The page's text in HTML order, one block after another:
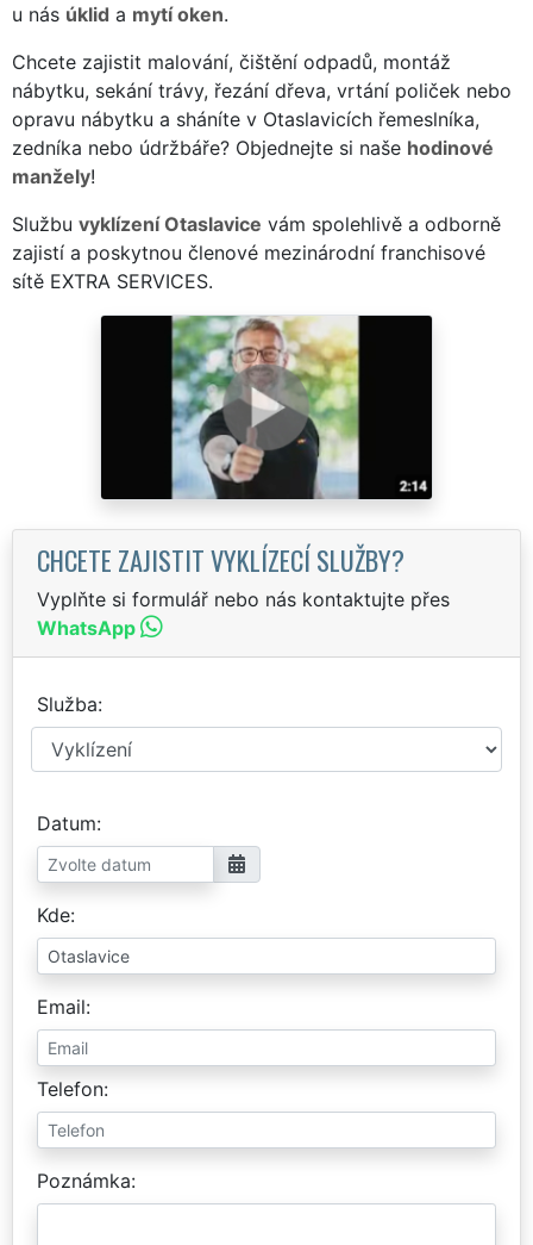
u nás úklid a mytí oken.
Chcete zajistit malování, čištění odpadů, montáž
nábytku, sekání trávy, řezání dřeva, vrtání poliček nebo
opravu nábytku a sháníte v Otaslavicích řemeslníka,
zedníka nebo údržbáře? Objednejte si naše hodinové
manžely!
Službu vyklízení Otaslavice vám spolehlivě a odborně
zajistí a poskytnou členové mezinárodní franchisové
sítě EXTRA SERVICES.
CHCETE ZAJISTIT VYKLÍZECÍ SLUŽBY?
Vyplňte si formulář nebo nás kontaktujte přes
WhatsApp
Služba
Datum
Kde
Email
Telefon
Poznámka